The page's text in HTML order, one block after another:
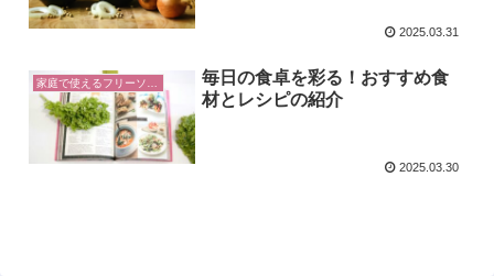
2025.03.31
毎日の食卓を彩る！おすすめ食
材とレシピの紹介
2025.03.30